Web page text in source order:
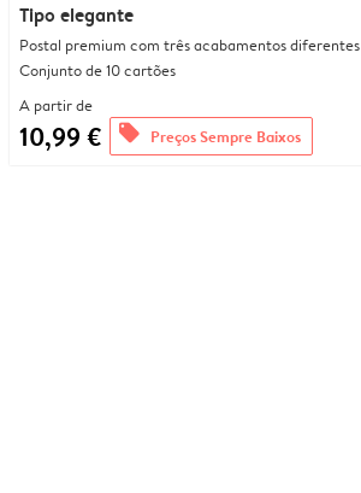
Tipo elegante
Postal premium com três acabamentos diferentes
Conjunto de 10 cartões
A partir de
10,99 € offers Preços Sempre Baixos